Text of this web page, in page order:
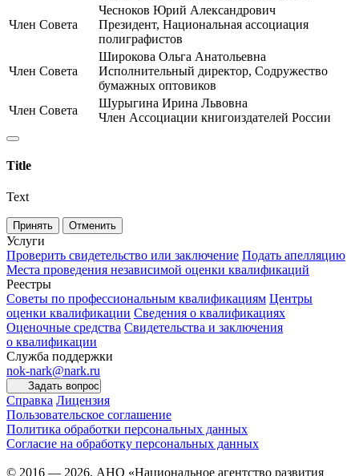
Член Совета
Чесноков Юрий Александрович
Президент, Национальная ассоциация
полиграфистов
Член Совета
Широкова Ольга Анатольевна
Исполнительный директор, Содружество
бумажных оптовиков
Член Совета
Шурыгина Ирина Львовна
Член Ассоциации книгоиздателей России
Title
Text
Принять Отменить
Услуги
Проверить свидетельство или заключение Подать апелляцию
Места проведения независимой оценки квалификаций
Реестры
Советы по профессиональным квалификациям Центры
оценки квалификации Сведения о квалификациях
Оценочные средства Свидетельства и заключения
о квалификации
Служба поддержки
nok-nark@nark.ru
Задать вопрос
Справка Лицензия
Пользовательское соглашение
Политика обработки персональных данных
Согласие на обработку персональных данных
© 2016 — 2026, АНО «Национальное агентство развития